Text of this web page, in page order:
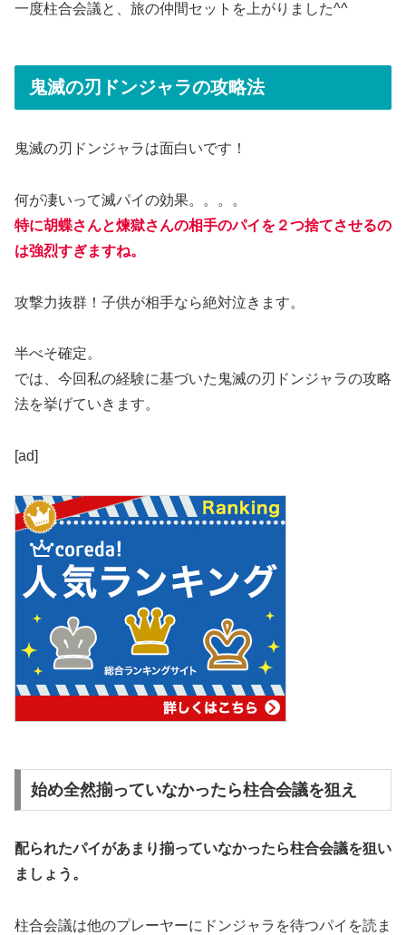
一度柱合会議と、旅の仲間セットを上がりました^^
鬼滅の刃ドンジャラの攻略法
鬼滅の刃ドンジャラは面白いです！
何が凄いって滅パイの効果。。。。
特に胡蝶さんと煉獄さんの相手のパイを２つ捨てさせるの
は強烈すぎますね。
攻撃力抜群！子供が相手なら絶対泣きます。
半べそ確定。
では、今回私の経験に基づいた鬼滅の刃ドンジャラの攻略
法を挙げていきます。
[ad]
始め全然揃っていなかったら柱合会議を狙え
配られたパイがあまり揃っていなかったら柱合会議を狙い
ましょう。
柱合会議は他のプレーヤーにドンジャラを待つパイを読ま